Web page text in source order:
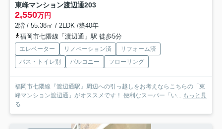
東峰マンション渡辺通203
2,550万円
2階 / 55.38㎡ / 2LDK /築40年
福岡市七隈線「渡辺通」駅 徒歩5分
エレベーター リノベーション済
リフォーム済
バス・トイレ別
バルコニー フローリング
福岡市七隈線『渡辺通駅』周辺への引っ越しをお考えならこちらの「東
峰マンション渡辺通」がオススメです！ 便利なスーパー「い... もっと見
る